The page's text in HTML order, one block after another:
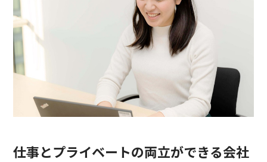
仕事とプライベートの両立ができる会社